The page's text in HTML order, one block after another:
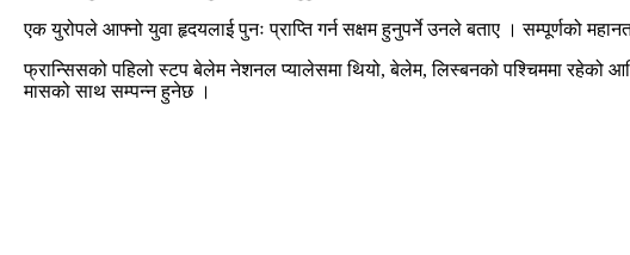
एक युरोपले आफ्नो युवा हृदयलाई पुनः प्राप्ति गर्न सक्षम हुनुपर्ने उनले बताए । सम्पूर्णको
फ्रान्सिसको पहिलो स्टप बेलेम नेशनल प्यालेसमा थियो, बेलेम, लिस्बनको पश्चिममा रहेको
मासको साथ सम्पन्न हुनेछ ।